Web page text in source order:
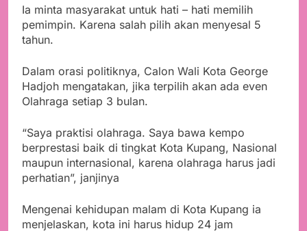
Ia minta masyarakat untuk hati – hati memilih
pemimpin. Karena salah pilih akan menyesal 5
tahun.
Dalam orasi politiknya, Calon Wali Kota George
Hadjoh mengatakan, jika terpilih akan ada even
Olahraga setiap 3 bulan.
“Saya praktisi olahraga. Saya bawa kempo
berprestasi baik di tingkat Kota Kupang, Nasional
maupun internasional, karena olahraga harus jadi
perhatian”, janjinya
Mengenai kehidupan malam di Kota Kupang ia
menjelaskan, kota ini harus hidup 24 jam